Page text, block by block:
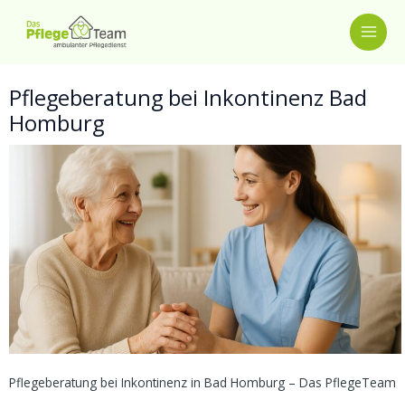
Inhalt
Pflegeberatung bei Inkontinenz Bad
Homburg
Pflegeberatung bei Inkontinenz in Bad Homburg – Das PflegeTeam